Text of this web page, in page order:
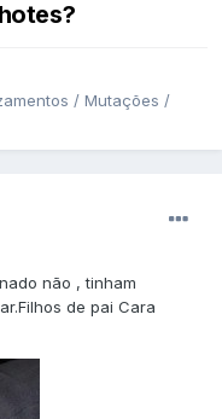
/ Mutações /
não , tinham
de pai Cara